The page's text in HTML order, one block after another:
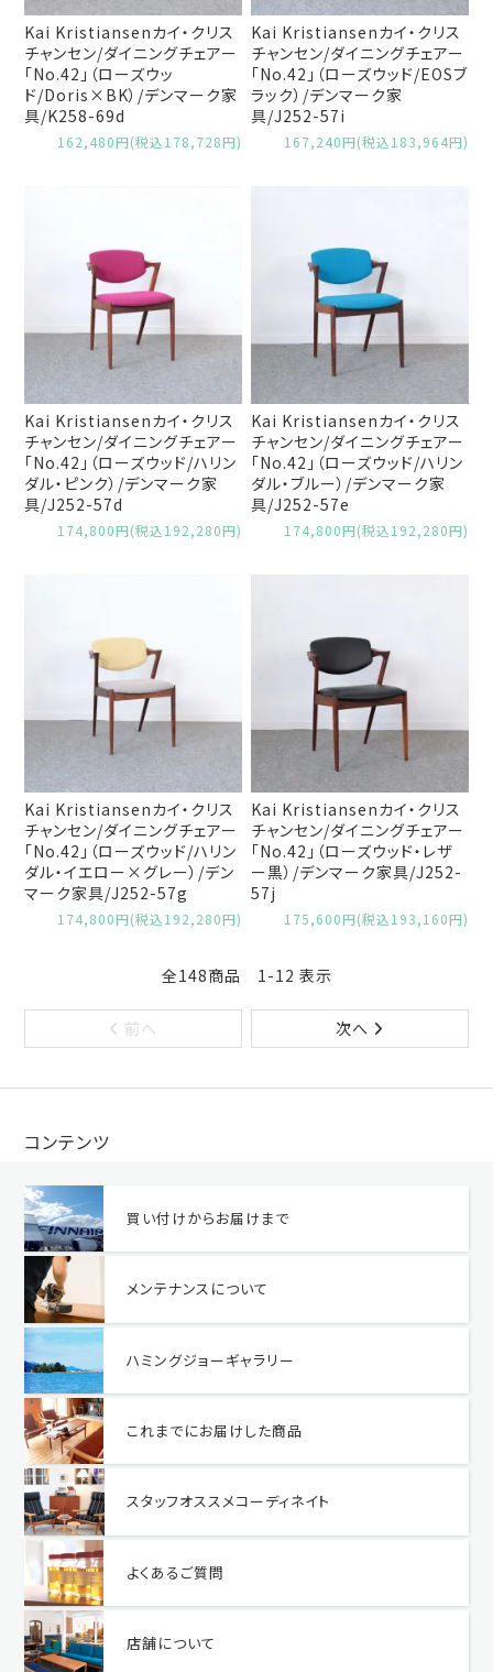
Kai Kristiansenカイ・クリス
チャンセン/ダイニングチェアー
「No.42」（ローズウッ
ド/Doris×BK）/デンマーク家
具/K258-69d
162,480円(税込178,728円)
Kai Kristiansenカイ・クリス
チャンセン/ダイニングチェアー
「No.42」（ローズウッド/EOSブ
ラック）/デンマーク家
具/J252-57i
167,240円(税込183,964円)
Kai Kristiansenカイ・クリス
チャンセン/ダイニングチェアー
「No.42」（ローズウッド/ハリン
ダル・ピンク）/デンマーク家
具/J252-57d
174,800円(税込192,280円)
Kai Kristiansenカイ・クリス
チャンセン/ダイニングチェアー
「No.42」（ローズウッド/ハリン
ダル・ブルー）/デンマーク家
具/J252-57e
174,800円(税込192,280円)
Kai Kristiansenカイ・クリス
チャンセン/ダイニングチェアー
「No.42」（ローズウッド/ハリン
ダル・イエロー×グレー）/デン
マーク家具/J252-57g
174,800円(税込192,280円)
Kai Kristiansenカイ・クリス
チャンセン/ダイニングチェアー
「No.42」（ローズウッド・レザ
ー黒）/デンマーク家具/J252-
57j
175,600円(税込193,160円)
全148商品 1-12 表示
前へ 次へ
コンテンツ
買い付けからお届けまで
メンテナンスについて
ハミングジョーギャラリー
これまでにお届けした商品
スタッフオススメコーディネイト
よくあるご質問
店舗について